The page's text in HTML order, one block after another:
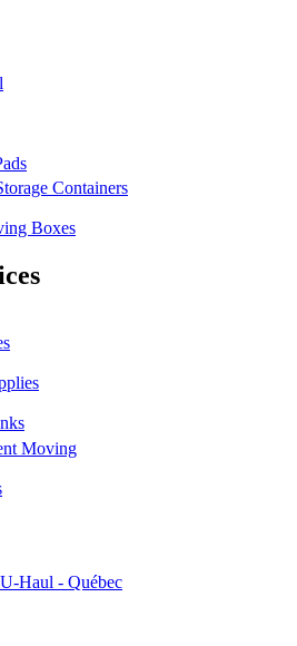
Containers
Boxes
Moving
U-Haul - Québec